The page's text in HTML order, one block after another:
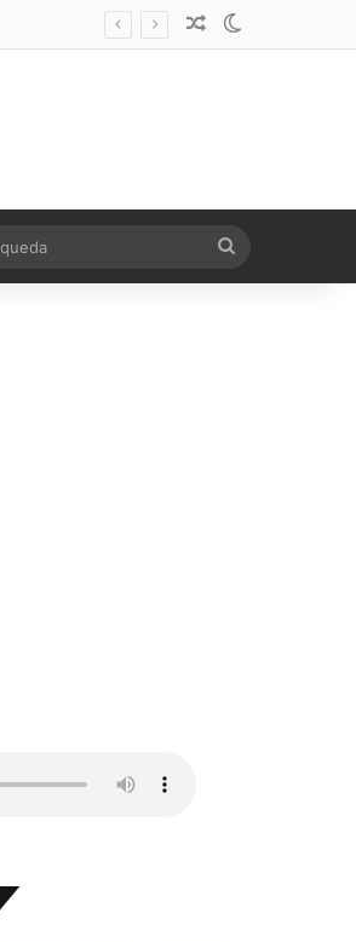
Noticia aleatoria